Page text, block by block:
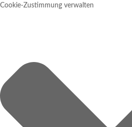
Cookie-Zustimmung verwalten